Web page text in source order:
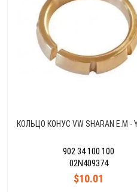
КОЛЬЦО КОНУС VW SHARAN E.M -
902 34 100 100
$10.01
02N409374